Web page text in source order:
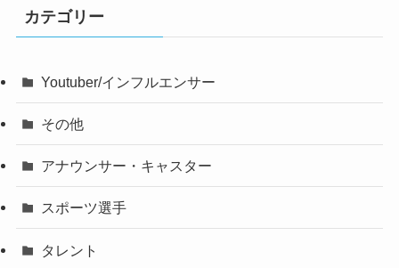
カテゴリー
Youtuber/インフルエンサー
その他
アナウンサー・キャスター
スポーツ選手
タレント